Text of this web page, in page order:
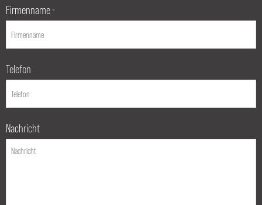
Firmenname *
Telefon
Nachricht